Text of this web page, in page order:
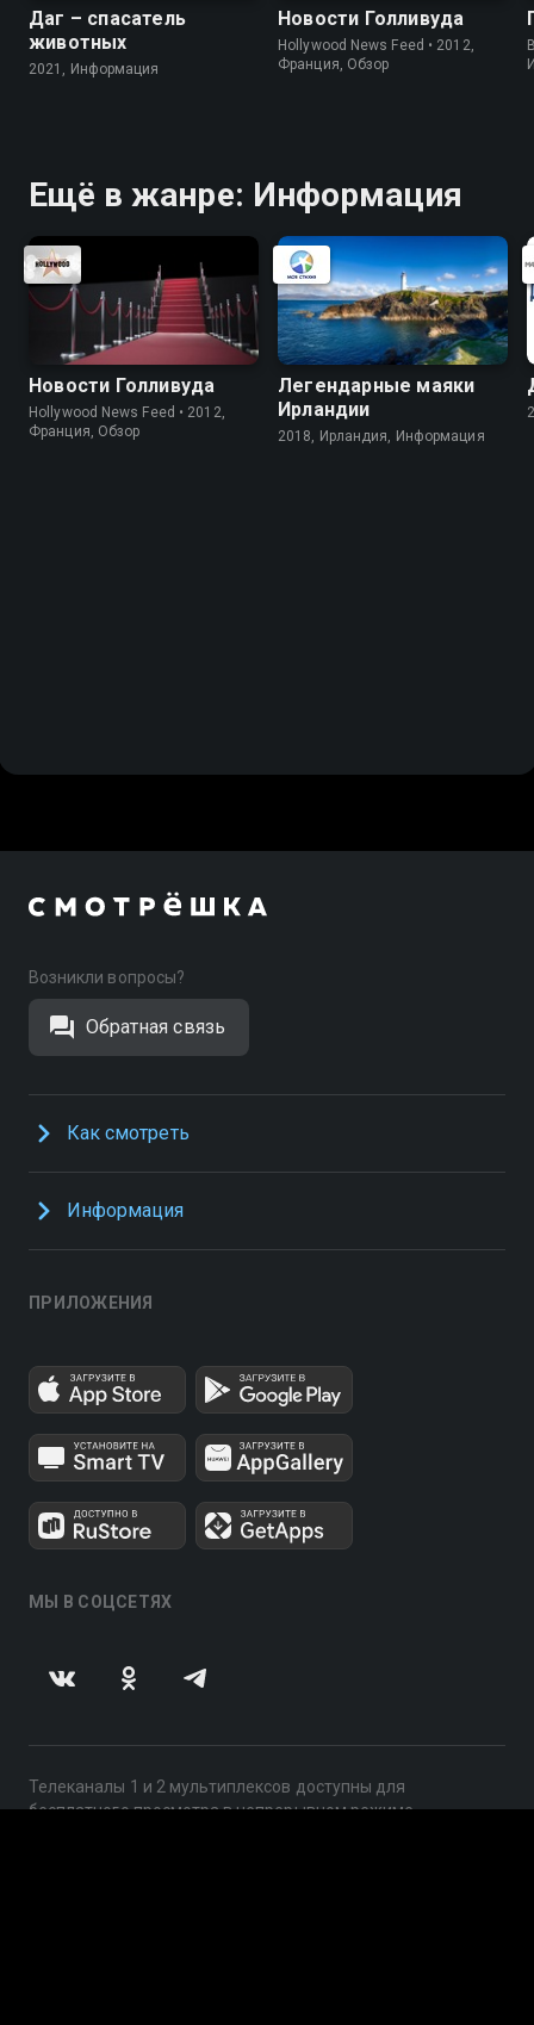
Даг – спасатель
животных
2021, Информация
Новости Голливуда
Hollywood News Feed • 2012,
Франция, Обзор
Ещё в жанре: Информация
Новости Голливуда
Hollywood News Feed • 2012,
Франция, Обзор
Легендарные маяки
Ирландии
2018, Ирландия, Информация
Возникли вопросы?
Обратная связь
Как смотреть
Информация
ПРИЛОЖЕНИЯ
МЫ В СОЦСЕТЯХ
Телеканалы 1 и 2 мультиплексов доступны для
бесплатного просмотра в непрерывном режиме,